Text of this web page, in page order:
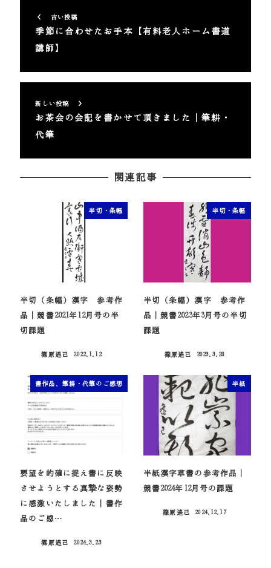
古い投稿
季節に合わせたお手本【有料老人ホーム書道
講師】
新しい投稿
お茶会の会記を書かせて頂きました｜筆耕・
代筆
関連記事
半切・条幅
半切（条幅）漢字 参考作
品｜競書2021年12月号の半
切課題
篠原遙己
2022.1.12
半切・条幅
半切（条幅）漢字 参考作
品｜競書2023年3月号の半切
課題
篠原遙己
2023.3.28
書作品、筆耕・代筆のご感想
要望を的確に捉え書に反映
させようとする真摯な姿勢
に感激いたしました｜書作
品のご感…
篠原遙己
2024.3.23
半紙
半紙漢字草書の参考作品｜
競書2024年12月号の課題
篠原遙己
2024.12.17